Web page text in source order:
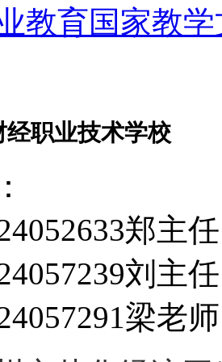
教育国家教
经职业技术学校
郑主
刘主任
梁老师